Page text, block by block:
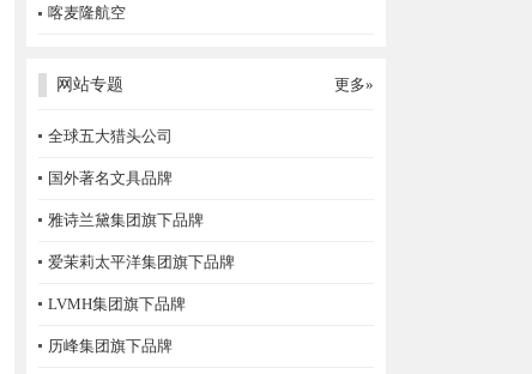
喀麦隆航空
网站专题 更多»
全球五大猎头公司
国外著名文具品牌
雅诗兰黛集团旗下品牌
爱茉莉太平洋集团旗下品牌
LVMH集团旗下品牌
历峰集团旗下品牌